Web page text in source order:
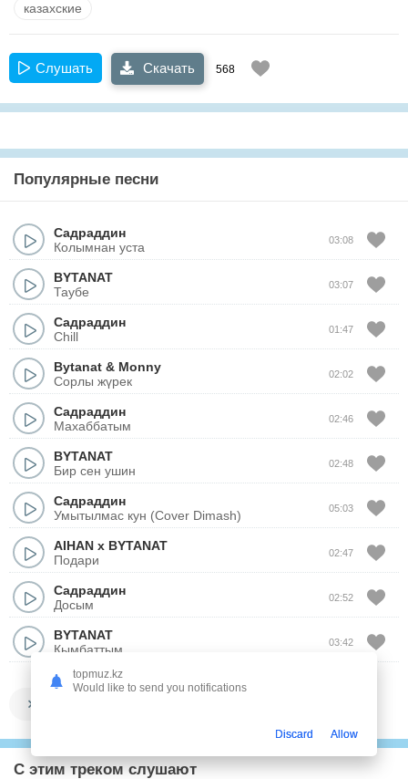
казахские
Слушать Скачать 568
Популярные песни
Садраддин
Колымнан уста
03:08
BYTANAT
Таубе
03:07
Садраддин
Chill
01:47
Bytanat & Monny
Сорлы жүрек
02:02
Садраддин
Махаббатым
02:46
BYTANAT
Бир сен ушин
02:48
Садраддин
Умытылмас кун (Cover Dimash)
05:03
AIHAN x BYTANAT
Подари
02:47
Садраддин
Досым
02:52
BYTANAT
Кымбаттым
03:42
С этим треком слушают
topmuz.kz
Would like to send you notifications
Discard Allow